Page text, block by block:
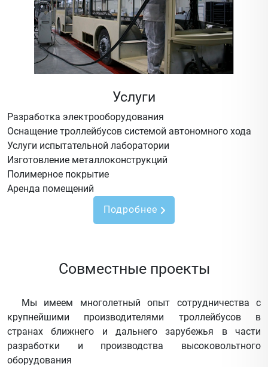
Услуги
Разработка электрооборудования
Оснащение троллейбусов системой автономного хода
Услуги испытательной лаборатории
Изготовление металлоконструкций
Полимерное покрытие
Аренда помещений
Подробнее
Совместные проекты
Мы имеем многолетный опыт сотрудничества с
крупнейшими производителями троллейбусов в
странах ближнего и дальнего зарубежья в части
разработки и производства высоковольтного
оборудования